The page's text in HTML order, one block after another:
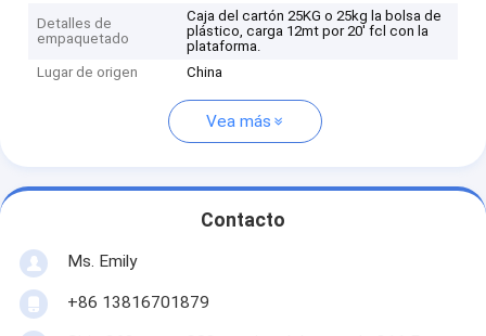
Detalles de
empaquetado
Caja del cartón 25KG o 25kg la bolsa de
plástico, carga 12mt por 20' fcl con la
plataforma.
Lugar de origen
China
Vea más
Contacto
Ms. Emily
+86 13816701879